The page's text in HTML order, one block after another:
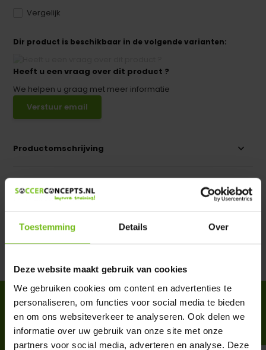
Toestemming Details Over
Deze website maakt gebruik van cookies
We gebruiken cookies om content en advertenties te
personaliseren, om functies voor social media te bieden
en om ons websiteverkeer te analyseren. Ook delen we
informatie over uw gebruik van onze site met onze
partners voor social media, adverteren en analyse. Deze
Vergelijk
Dir product is beschikbaar in de volgende varianten:
Heeft u een vraag over dit product ?
We helpen u graag met meer informatie
Verstuur email
Productomschrijving
Reviews
ACCESSOIRES
Complete your purchase